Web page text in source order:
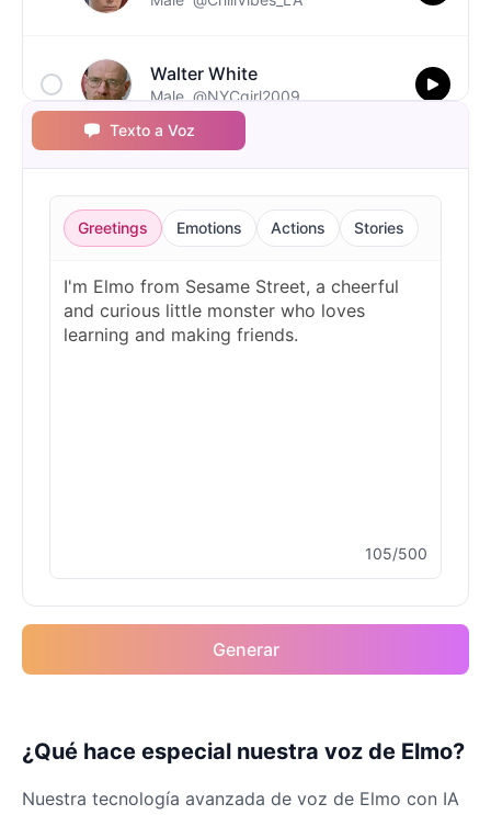
Walter White
Male @NYCgirl2009
Texto a Voz
Greetings Emotions Actions Stories
105/500
Generar
¿Qué hace especial nuestra voz de Elmo?
Nuestra tecnología avanzada de voz de Elmo con IA